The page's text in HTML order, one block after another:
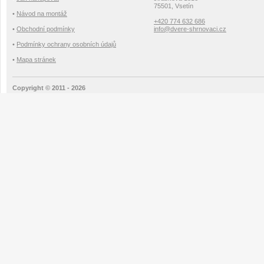
• Návod na montáž
• Obchodní podmínky
• Podmínky ochrany osobních údajů
• Mapa stránek
75501, Vsetín
+420 774 632 686
info@dvere-shrnovaci.cz
Copyright © 2011 - 2026